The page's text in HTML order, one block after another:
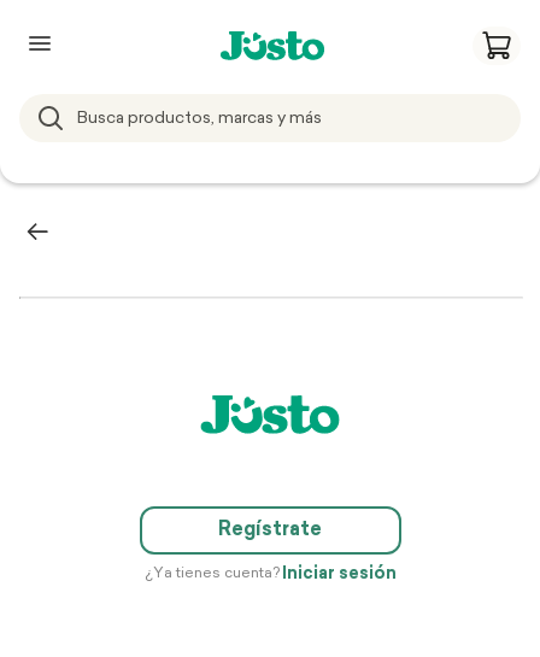
Regístrate
¿Ya tienes cuenta? Iniciar sesión